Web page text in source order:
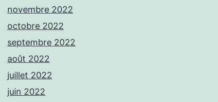
novembre 2022
octobre 2022
septembre 2022
août 2022
juillet 2022
juin 2022